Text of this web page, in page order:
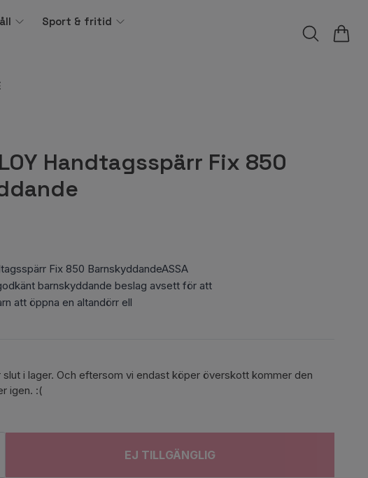
Sport & fritid
Handtagsspärr Fix 850
Fix 850 BarnskyddandeASSA
barnskyddande beslag avsett för att
att öppna en altandörr ell
slut i lager. Och eftersom vi endast köper överskott kommer den
igen. :(
EJ TILLGÄNGLIG